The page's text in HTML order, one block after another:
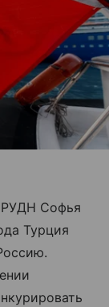
РУДН Софья
Турция